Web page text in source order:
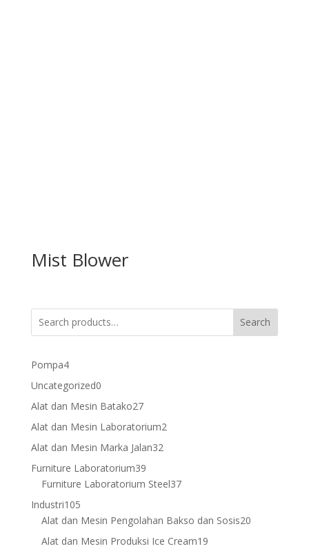
Mist Blower
Search
Pompa44
products
Uncategorized00
products
Alat dan Mesin Batako2727
products
Alat dan Mesin Laboratorium22
Alat dan Mesin Marka Jalan3232
Furniture Laboratorium3939
products
Furniture Laboratorium Steel3737
Industri105105
products
Alat dan Mesin Pengolahan Bakso dan Sosis2020
Alat dan Mesin Produksi Ice Cream1919